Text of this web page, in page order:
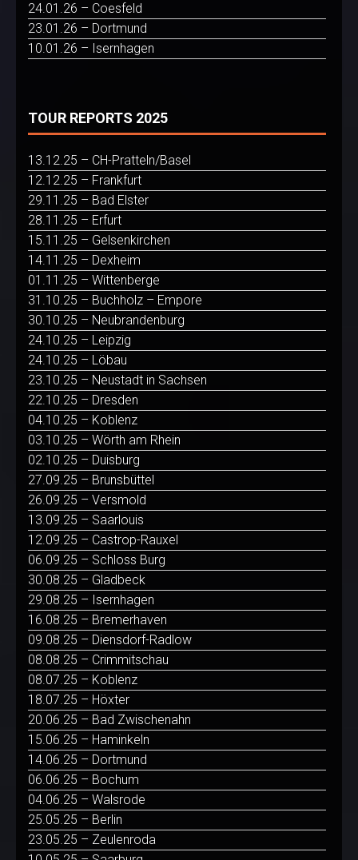
24.01.26 – Coesfeld
23.01.26 – Dortmund
10.01.26 – Isernhagen
TOUR REPORTS 2025
13.12.25 – CH-Pratteln/Basel
12.12.25 – Frankfurt
29.11.25 – Bad Elster
28.11.25 – Erfurt
15.11.25 – Gelsenkirchen
14.11.25 – Dexheim
01.11.25 – Wittenberge
31.10.25 – Buchholz – Empore
30.10.25 – Neubrandenburg
24.10.25 – Leipzig
24.10.25 – Löbau
23.10.25 – Neustadt in Sachsen
22.10.25 – Dresden
04.10.25 – Koblenz
03.10.25 – Wörth am Rhein
02.10.25 – Duisburg
27.09.25 – Brunsbüttel
26.09.25 – Versmold
13.09.25 – Saarlouis
12.09.25 – Castrop-Rauxel
06.09.25 – Schloss Burg
30.08.25 – Gladbeck
29.08.25 – Isernhagen
16.08.25 – Bremerhaven
09.08.25 – Diensdorf-Radlow
08.08.25 – Crimmitschau
08.07.25 – Koblenz
18.07.25 – Höxter
20.06.25 – Bad Zwischenahn
15.06.25 – Haminkeln
14.06.25 – Dortmund
06.06.25 – Bochum
04.06.25 – Walsrode
25.05.25 – Berlin
23.05.25 – Zeulenroda